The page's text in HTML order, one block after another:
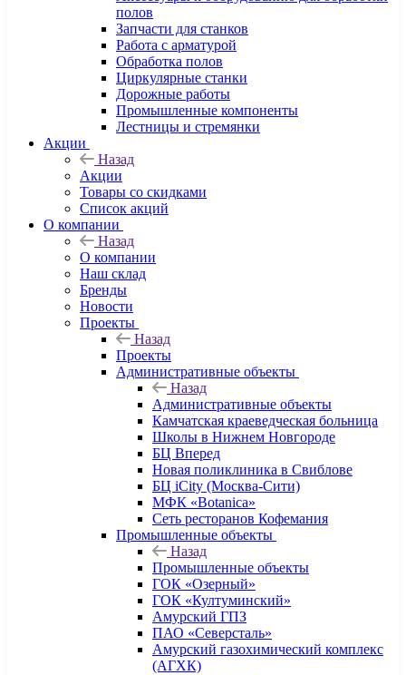
полов
Запчасти для станков
Работа с арматурой
Обработка полов
Циркулярные станки
Дорожные работы
Промышленные компоненты
Лестницы и стремянки
Акции
Назад
Акции
Товары со скидками
Список акций
О компании
Назад
О компании
Наш склад
Бренды
Новости
Проекты
Назад
Проекты
Административные объекты
Назад
Административные объекты
Камчатская краеведческая больница
Школы в Нижнем Новгороде
БЦ Вперед
Новая поликлиника в Свиблове
БЦ iCity (Москва-Сити)
МФК «Botanica»
Сеть ресторанов Кофемания
Промышленные объекты
Назад
Промышленные объекты
ГОК «Озерный»
ГОК «Култуминский»
Амурский ГПЗ
ПАО «Северсталь»
Амурский газохимический комплекс
(АГХК)